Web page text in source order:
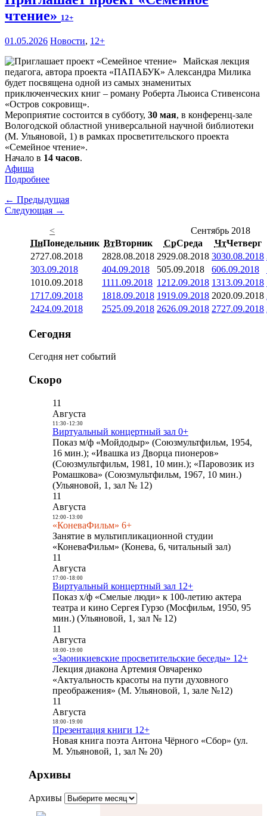
чтение» 12+
01.05.2026 Новости, 12+
Майская лекция
педагога, автора проекта «ПАПАБУК» Александра Милика
будет посвящена одной из самых знаменитых
приключенческих книг – роману Роберта Льюиса Стивенсона
«Остров сокровищ».
Мероприятие состоится в субботу, 30 мая, в конференц-зале
Вологодской областной универсальной научной библиотеки
(М. Ульяновой, 1) в рамках просветительского проекта
«Семейное чтение».
Начало в 14 часов.
Афиша
Подробнее
← Предыдущая
Следующая →
<
Сентябрь 2018
ПнПонедельник ВтВторник СрСреда ЧтЧетверг
2727.08.2018 2828.08.2018 2929.08.2018 3030.08.2018
303.09.2018 404.09.2018 505.09.2018 606.09.2018
1010.09.2018 1111.09.2018 1212.09.2018 1313.09.2018
1717.09.2018 1818.09.2018 1919.09.2018 2020.09.2018
2424.09.2018 2525.09.2018 2626.09.2018 2727.09.2018
Сегодня
Сегодня нет событий
Скоро
11
Августа
11:30- 12:30
Виртуальный концертный зал 0+
Показ м/ф «Мойдодыр» (Союзмультфильм, 1954,
16 мин.); «Ивашка из Дворца пионеров»
(Союзмультфильм, 1981, 10 мин.); «Паровозик из
Ромашкова» (Союзмультфильм, 1967, 10 мин.)
(Ульяновой, 1, зал № 12)
11
Августа
12:00- 13:00
«КоневаФильм» 6+
Занятие в мультипликационной студии
«КоневаФильм» (Конева, 6, читальный зал)
11
Августа
17:00- 18:00
Виртуальный концертный зал 12+
Показ х/ф «Смелые люди» к 100-летию актера
театра и кино Сергея Гурзо (Мосфильм, 1950, 95
мин.) (Ульяновой, 1, зал № 12)
11
Августа
18:00- 19:00
«Заоникиевские просветительские беседы» 12+
Лекция диакона Артемия Овчаренко
«Актуальность красоты на пути духовного
преображения» (М. Ульяновой, 1, зале №12)
11
Августа
18:00- 19:00
Презентация книги 12+
Новая книга поэта Антона Чёрного «Сбор» (ул.
М. Ульяновой, 1, зал № 20)
Архивы
Архивы